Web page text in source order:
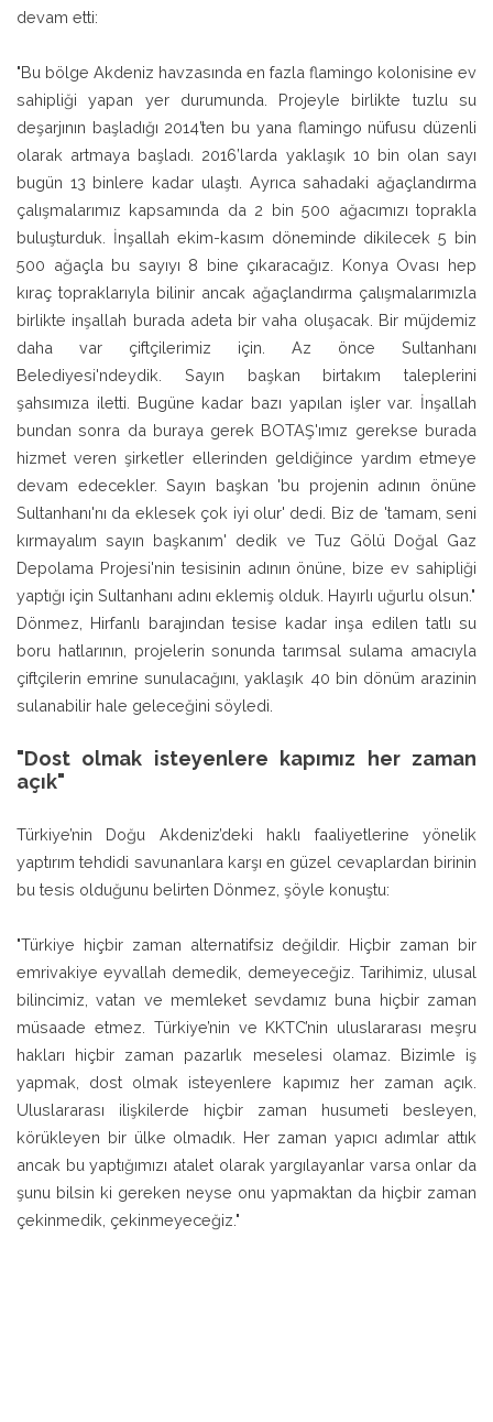
devam etti:
"Bu bölge Akdeniz havzasında en fazla flamingo kolonisine ev
sahipliği yapan yer durumunda. Projeyle birlikte tuzlu su
deşarjının başladığı 2014’ten bu yana flamingo nüfusu düzenli
olarak artmaya başladı. 2016’larda yaklaşık 10 bin olan sayı
bugün 13 binlere kadar ulaştı. Ayrıca sahadaki ağaçlandırma
çalışmalarımız kapsamında da 2 bin 500 ağacımızı toprakla
buluşturduk. İnşallah ekim-kasım döneminde dikilecek 5 bin
500 ağaçla bu sayıyı 8 bine çıkaracağız. Konya Ovası hep
kıraç topraklarıyla bilinir ancak ağaçlandırma çalışmalarımızla
birlikte inşallah burada adeta bir vaha oluşacak. Bir müjdemiz
daha var çiftçilerimiz için. Az önce Sultanhanı
Belediyesi'ndeydik. Sayın başkan birtakım taleplerini
şahsımıza iletti. Bugüne kadar bazı yapılan işler var. İnşallah
bundan sonra da buraya gerek BOTAŞ'ımız gerekse burada
hizmet veren şirketler ellerinden geldiğince yardım etmeye
devam edecekler. Sayın başkan 'bu projenin adının önüne
Sultanhanı'nı da eklesek çok iyi olur' dedi. Biz de 'tamam, seni
kırmayalım sayın başkanım' dedik ve Tuz Gölü Doğal Gaz
Depolama Projesi'nin tesisinin adının önüne, bize ev sahipliği
yaptığı için Sultanhanı adını eklemiş olduk. Hayırlı uğurlu olsun."
Dönmez, Hirfanlı barajından tesise kadar inşa edilen tatlı su
boru hatlarının, projelerin sonunda tarımsal sulama amacıyla
çiftçilerin emrine sunulacağını, yaklaşık 40 bin dönüm arazinin
sulanabilir hale geleceğini söyledi.
"Dost olmak isteyenlere kapımız her zaman
açık"
Türkiye’nin Doğu Akdeniz’deki haklı faaliyetlerine yönelik
yaptırım tehdidi savunanlara karşı en güzel cevaplardan birinin
bu tesis olduğunu belirten Dönmez, şöyle konuştu:
"Türkiye hiçbir zaman alternatifsiz değildir. Hiçbir zaman bir
emrivakiye eyvallah demedik, demeyeceğiz. Tarihimiz, ulusal
bilincimiz, vatan ve memleket sevdamız buna hiçbir zaman
müsaade etmez. Türkiye’nin ve KKTC’nin uluslararası meşru
hakları hiçbir zaman pazarlık meselesi olamaz. Bizimle iş
yapmak, dost olmak isteyenlere kapımız her zaman açık.
Uluslararası ilişkilerde hiçbir zaman husumeti besleyen,
körükleyen bir ülke olmadık. Her zaman yapıcı adımlar attık
ancak bu yaptığımızı atalet olarak yargılayanlar varsa onlar da
şunu bilsin ki gereken neyse onu yapmaktan da hiçbir zaman
çekinmedik, çekinmeyeceğiz."